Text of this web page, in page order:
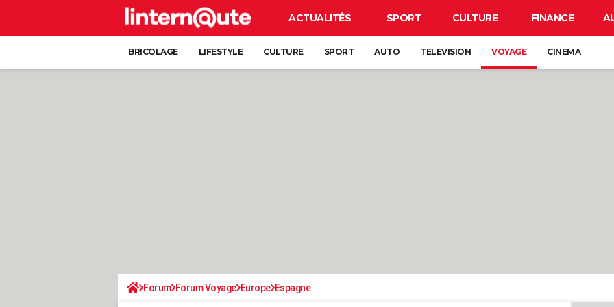
ACTUALITÉS SPORT CULTURE FINANCE
BRICOLAGE LIFESTYLE CULTURE SPORT AUTO TELEVISION VOYAGE CINEMA
Forum Forum Voyage Europe Espagne